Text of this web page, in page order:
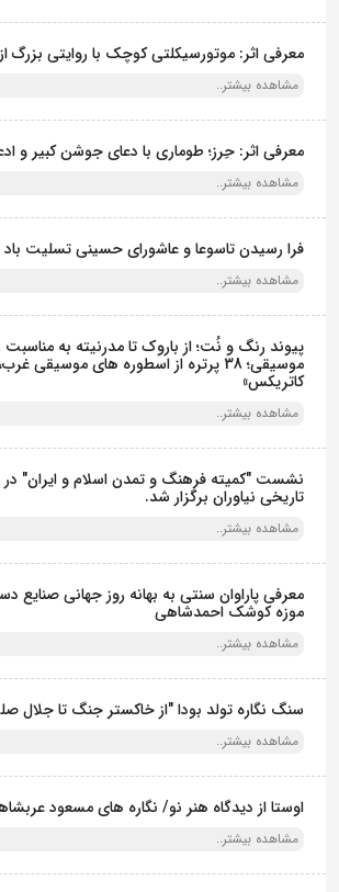
معرفی اثر: موتورسیکلتی کوچک با روایتی بزرگ
مشاهده بیشتر..
معرفی اثر: حِرز؛ طوماری با دعای جوشن کبیر و
مشاهده بیشتر..
فرا رسیدن تاسوعا و عاشورای حسینی تسلیت باد
مشاهده بیشتر..
پیوند رنگ و نُت؛ از باروک تا مدرنیته به مناسبت
موسیقی؛ 38 پرتره از اسطوره های موسیقی
کاتریکس»
مشاهده بیشتر..
نشست "کمیته فرهنگ و تمدن اسلام و ایران"
تاریخی نیاوران برگزار شد.
مشاهده بیشتر..
معرفی پاراوان سنتی به بهانه روز جهانی صنایع
موزه کوشک احمدشاهی
مشاهده بیشتر..
سنگ نگاره تولد بودا "از خاکستر جنگ تا جلال
مشاهده بیشتر..
اوستا از دیدگاه هنر نو/ نگاره های مسعود
مشاهده بیشتر..